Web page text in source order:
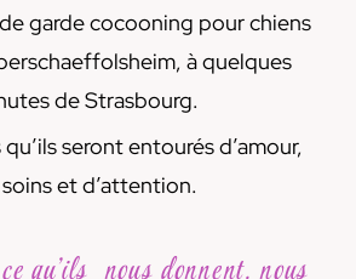
garde cocooning pour chiens
à quelques
de Strasbourg.
seront entourés d’amour,
et d’attention.